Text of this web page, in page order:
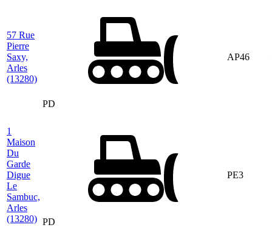
57 Rue
Pierre
Saxy,
Arles
(13280)
PD
AP46
1
Maison
Du
Garde
Digue
Le
Sambuc,
Arles
(13280) PD
PE3